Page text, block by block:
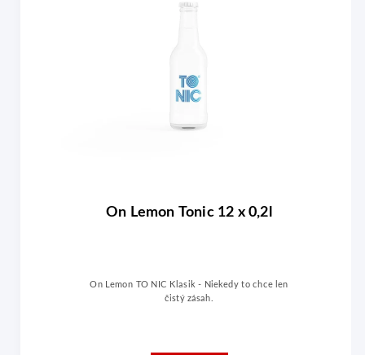
On Lemon Tonic 12 x 0,2l
On Lemon TO NIC Klasik - Niekedy to chce len
čistý zásah.